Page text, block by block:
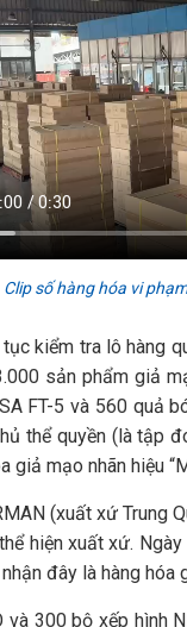
Clip số hàng hóa vi
kiểm tra lô hàng
sản phẩm giả
FT-5 và 560 quả
thể quyền (là tập
giả mạo nhãn hiệu
(xuất xứ Trung
hiện xuất xứ.
đây là hàng hóa
và 300 bộ xếp hình